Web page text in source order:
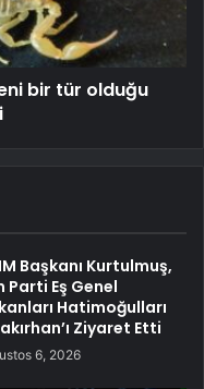
bir tür olduğu
Başkanı Kurtulmuş,
Parti Eş Genel
Hatimoğulları
Ziyaret Etti
6, 2026